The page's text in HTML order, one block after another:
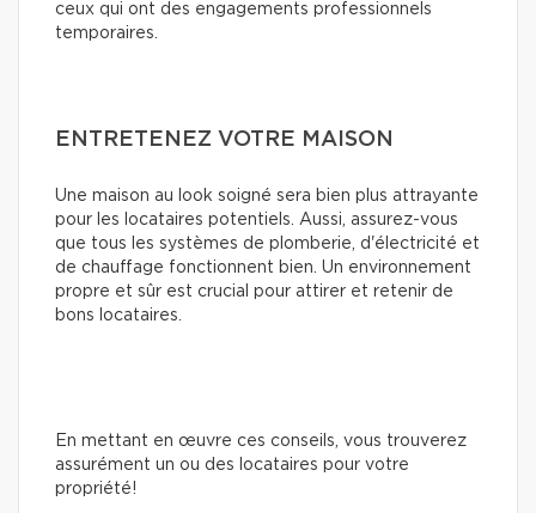
ceux qui ont des engagements professionnels
temporaires.
ENTRETENEZ VOTRE MAISON
Une maison au look soigné sera bien plus attrayante
pour les locataires potentiels. Aussi, assurez-vous
que tous les systèmes de plomberie, d'électricité et
de chauffage fonctionnent bien. Un environnement
propre et sûr est crucial pour attirer et retenir de
bons locataires.
En mettant en œuvre ces conseils, vous trouverez
assurément un ou des locataires pour votre
propriété!